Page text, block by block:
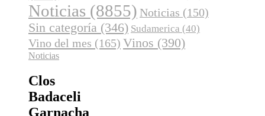
Noticias (8855) Noticias (150)
Sin categoría (346) Sudamerica (40)
Vino del mes (165) Vinos (390)
Noticias
Clos
Badaceli
Garnacha